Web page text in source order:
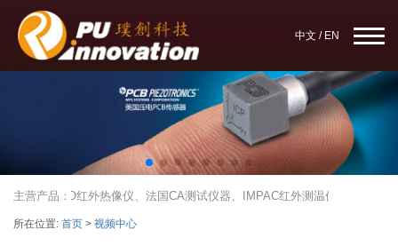
中文 / EN
主营产品：
、AVIO红外热像仪、法国CA测试仪器、IMPAC红外测温仪、红外检测
所在位置: 首页 > 视频中心